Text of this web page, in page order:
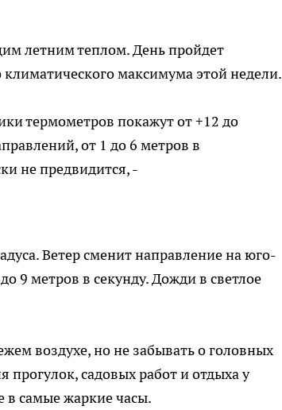
летним теплом. День пройдет
климатического максимума этой недели.
термометров покажут от +12 до
от 1 до 6 метров в
не предвидится, -
Ветер сменит направление на юго-
9 метров в секунду. Дожди в светлое
воздухе, но не забывать о головных
прогулок, садовых работ и отдыха у
в самые жаркие часы.